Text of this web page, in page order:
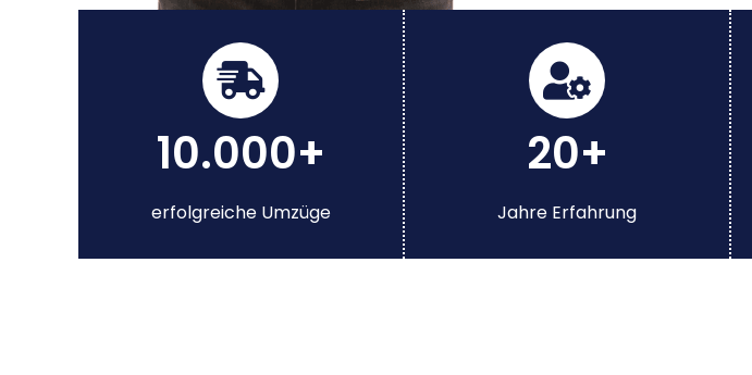
10.000+
erfolgreiche Umzüge
20+
Jahre Erfahrung